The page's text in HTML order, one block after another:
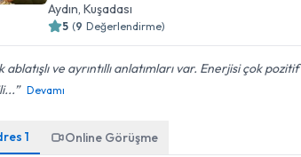
Aydın, Kuşadası
5 (9 Değerlendirme)
ablatışlı ve ayrıntıllı anlatımları var. Enerjisi çok pozitif
Devamı
1 Online Görüşme